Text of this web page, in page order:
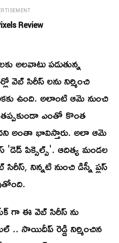
Review
అలవాటు పడుతున్న
సిరీస్ లను నిర్మించి
ఉంది. అలాంటి ఆమె నుంచి
తప్పకుండా ఎంతో కొంత
అంతా భావిస్తారు. అలా ఆమె
'డెడ్ పిక్సెల్స్'. ఆదిత్య మండల
నిన్నటి నుంచి డిస్నీ ప్లస్
గా ఈ వెబ్ సిరీస్ ను
.. సాయిదీప్ రెడ్డి నిర్మించిన